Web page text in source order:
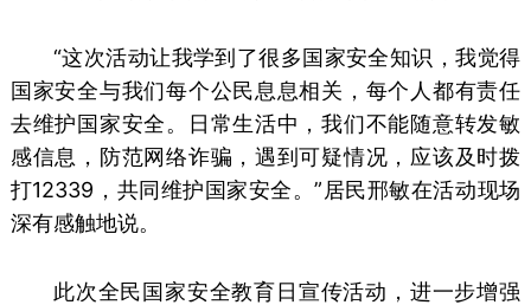
“这次活动让我学到了很多国家安全知识，我觉得
国家安全与我们每个公民息息相关，每个人都有责任
去维护国家安全。日常生活中，我们不能随意转发敏
感信息，防范网络诈骗，遇到可疑情况，应该及时拨
打12339，共同维护国家安全。”居民邢敏在活动现场
深有感触地说。
此次全民国家安全教育日宣传活动，进一步增强